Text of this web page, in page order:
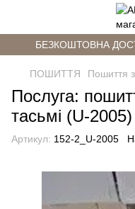
БЕЗКОШТОВНА
ПОШИТТЯ Пошиття
Послуга:
тасьмі (U-
Артикул: 152-2_U-2005